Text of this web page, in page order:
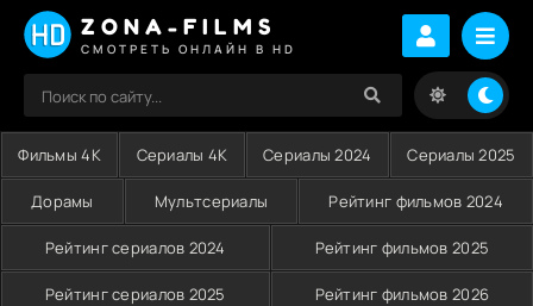
ZONA-FILMS
СМОТРЕТЬ ОНЛАЙН В HD
Фильмы 4K Сериалы 4K Сериалы 2024 Сериалы 2025
Дорамы Мультсериалы Рейтинг фильмов 2024
Рейтинг сериалов 2024 Рейтинг фильмов 2025
Рейтинг сериалов 2025 Рейтинг фильмов 2026